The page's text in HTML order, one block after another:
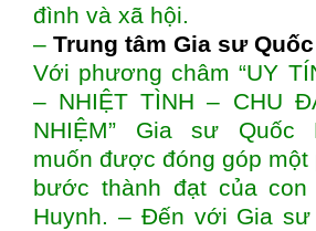
đình và xã hội.
– Trung tâm Gia sư
Với phương châm “UY
– NHIỆT TÌNH – CHU
NHIỆM” Gia sư Quốc
muốn được đóng góp một
bước thành đạt của con
Huynh. – Đến với Gia sư